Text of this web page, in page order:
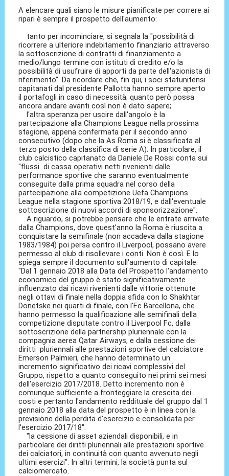
A elencare quali siano le misure pianificate per correre ai
ripari è sempre il prospetto dell'aumento:
tanto per incominciare, si segnala la "possibilità di
ricorrere a ulteriore indebitamento finanziario attraverso
la sottoscrizione di contratti di finanziamento a
medio/lungo termine con istituti di credito e/o la
possibilità di usufruire di apporti da parte dell'azionista di
riferimento". Da ricordare che, fin qui, i soci statunitensi
capitanati dal presidente Pallotta hanno sempre aperto
il portafogli in caso di necessità; quanto però possa
ancora andare avanti così non è dato sapere;
l'altra speranza per uscire dall'angolo è la
partecipazione alla Champions League nella prossima
stagione, appena confermata per il secondo anno
consecutivo (dopo che la As Roma si è classificata al
terzo posto della classifica di serie A). In particolare, il
club calcistico capitanato da Daniele De Rossi conta sui
"flussi di cassa operativi netti rivenienti dalle
performance sportive che saranno eventualmente
conseguite dalla prima squadra nel corso della
partecipazione alla competizione Uefa Champions
League nella stagione sportiva 2018/19, e dall'eventuale
sottoscrizione di nuovi accordi di sponsorizzazione".
A riguardo, si potrebbe pensare che le entrate arrivate
dalla Champions, dove quest'anno la Roma è riuscita a
conquistare la semifinale (non accadeva dalla stagione
1983/1984) poi persa contro il Liverpool, possano avere
permesso al club di risollevare i conti. Non è così. E lo
spiega sempre il documento sull'aumento di capitale:
"Dal 1 gennaio 2018 alla Data del Prospetto l'andamento
economico del gruppo è stato significativamente
influenzato dai ricavi rivenienti dalle vittorie ottenute
negli ottavi di finale nella doppia sfida con lo Shakhtar
Donetske nei quarti di finale, con l'Fc Barcellona, che
hanno permesso la qualificazione alle semifinali della
competizione disputate contro il Liverpool Fc, dalla
sottoscrizione della partnership pluriennale con la
compagnia aerea Qatar Airways, e dalla cessione dei
diritti pluriennali alle prestazioni sportive del calciatore
Emerson Palmieri, che hanno determinato un
incremento significativo dei ricavi complessivi del
Gruppo, rispetto a quanto conseguito nei primi sei mesi
dell'esercizio 2017/2018. Detto incremento non è
comunque sufficiente a fronteggiare la crescita dei
costi e pertanto l'andamento reddituale del gruppo dal 1
gennaio 2018 alla data del prospetto è in linea con la
previsione della perdita d'esercizio e consolidata per
l'esercizio 2017/18″.
"la cessione di asset aziendali disponibili, e in
particolare dei diritti pluriennali alle prestazioni sportive
dei calciatori, in continuità con quanto avvenuto negli
ultimi esercizi". In altri termini, la società punta sul
calciomercato.